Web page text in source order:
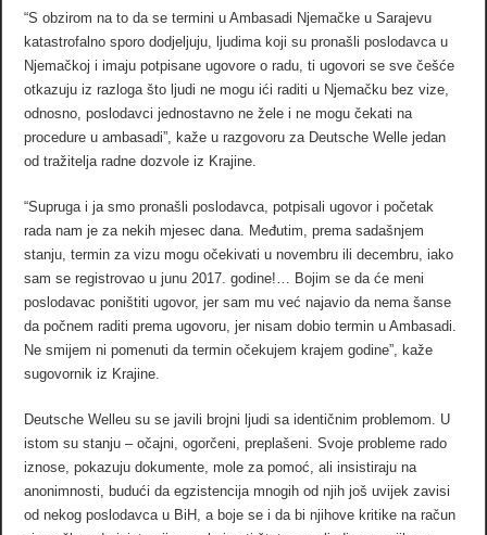
“S obzirom na to da se termini u Ambasadi Njemačke u Sarajevu
katastrofalno sporo dodjeljuju, ljudima koji su pronašli poslodavca u
Njemačkoj i imaju potpisane ugovore o radu, ti ugovori se sve češće
otkazuju iz razloga što ljudi ne mogu ići raditi u Njemačku bez vize,
odnosno, poslodavci jednostavno ne žele i ne mogu čekati na
procedure u ambasadi”, kaže u razgovoru za Deutsche Welle jedan
od tražitelja radne dozvole iz Krajine.
“Supruga i ja smo pronašli poslodavca, potpisali ugovor i početak
rada nam je za nekih mjesec dana. Međutim, prema sadašnjem
stanju, termin za vizu mogu očekivati u novembru ili decembru, iako
sam se registrovao u junu 2017. godine!… Bojim se da će meni
poslodavac poništiti ugovor, jer sam mu već najavio da nema šanse
da počnem raditi prema ugovoru, jer nisam dobio termin u Ambasadi.
Ne smijem ni pomenuti da termin očekujem krajem godine”, kaže
sugovornik iz Krajine.
Deutsche Welleu su se javili brojni ljudi sa identičnim problemom. U
istom su stanju – očajni, ogorčeni, preplašeni. Svoje probleme rado
iznose, pokazuju dokumente, mole za pomoć, ali insistiraju na
anonimnosti, budući da egzistencija mnogih od njih još uvijek zavisi
od nekog poslodavca u BiH, a boje se i da bi njihove kritike na račun